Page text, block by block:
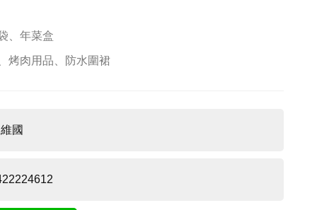
、年菜盒
烤肉用品、防水圍裙
國